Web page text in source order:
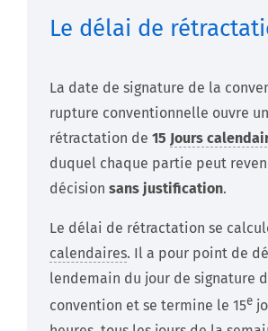
Le délai de
La date de signature de la
rupture conventionnelle ouvre
rétractation de 15 Jours
duquel chaque partie peut
décision sans justification.
Le délai de rétractation se
calendaires. Il a pour point de
lendemain du jour de signature
convention et se termine le 15e